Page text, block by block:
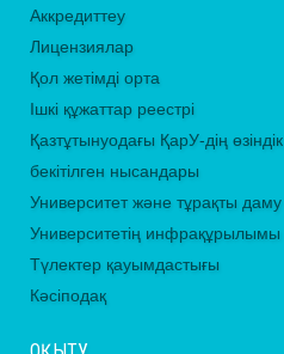
Аккредиттеу
Лицензиялар
Қол жетімді орта
Ішкі құжаттар реестрі
Қазтұтынуодағы ҚарУ-дің
бекітілген нысандары
Университет және тұрақты
Университетің инфрақұрылымы
Түлектер қауымдастығы
Кәсіподақ